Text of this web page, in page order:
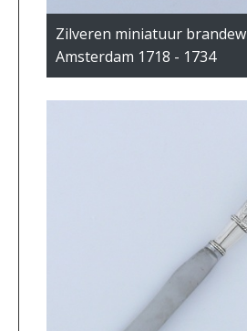
Zilveren miniatuur
Amsterdam 1718 - 1734